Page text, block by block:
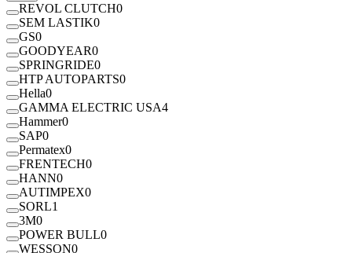
REVOL CLUTCH0
SEM LASTIK0
GS0
GOODYEAR0
SPRINGRIDE0
HTP AUTOPARTS0
Hella0
GAMMA ELECTRIC USA4
Hammer0
SAP0
Permatex0
FRENTECH0
HANN0
AUTIMPEX0
SORL1
3M0
POWER BULL0
WESSON0